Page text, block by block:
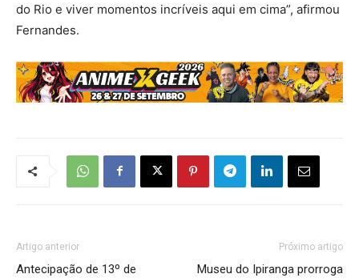
do Rio e viver momentos incríveis aqui em cima”, afirmou
Fernandes.
Artigo anterior
Antecipação de 13º de
Próximo artigo
Museu do Ipiranga prorroga